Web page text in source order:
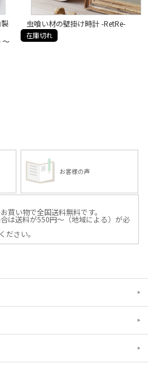
～
虫喰い材の壁掛け時計 -RetRe-
在庫切れ
お客様の声
買い物で全国送料無料です。
は送料が550円～（地域による）が必
ださい。